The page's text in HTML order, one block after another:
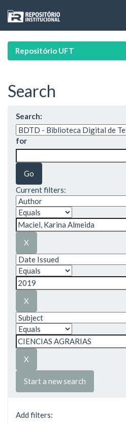
navigation
Repositório UFT
Search
Search:
for
Current filters:
Start a new search
Add filters: